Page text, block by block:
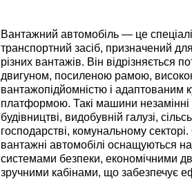
Вантажний автомобіль — це
транспортний засіб, призначений
різних вантажів. Він відрізняється
двигуном, посиленою рамою,
вантажопідйомністю і адаптованим
платформою. Такі машини незамінні
будівництві, видобувній галузі,
господарстві, комунальному секторі.
вантажні автомобілі оснащуються
системами безпеки, економічними
зручними кабінами, що забезпечує